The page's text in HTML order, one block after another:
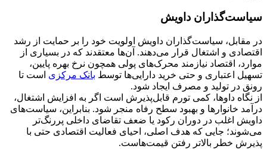
سیاست‌گذاران داویش
در مقابل، سیاست‌گذاران داویش اولویت خود را بر حمایت از رشد
اقتصادی و اشتغال قرار می‌دهند. آن‌ها معتقدند که در بسیاری از
موارد، اقتصاد نیازمند محرک‌های پولی همچون نرخ بهره پایین،
تسهیل اعتباری و حتی خرید دارایی‌ها توسط بانک مرکزی است تا
رونق در تولید و مصرف ایجاد شود.
از نگاه داوها، کمی تورم قابل‌پذیرش است اگر به افزایش اشتغال،
درآمد خانوارها و بهبود سطح رفاه منجر شود. بنابراین، سیاست‌های
داویش اغلب در دوران رکود یا ضعف تقاضای داخلی پررنگ‌تر
می‌شوند؛ جایی که هدف اصلی، احیای فعالیت اقتصادی حتی با
پذیرش خطر بالاتر رفتن قیمت‌هاست.